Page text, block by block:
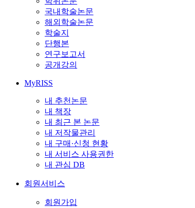
국내학술논문
해외학술논문
학술지
단행본
연구보고서
공개강의
MyRISS
내 추천논문
내 책장
내 최근 본 논문
내 저작물관리
내 구매·신청 현황
내 서비스 사용권한
내 관심 DB
회원서비스
회원가입